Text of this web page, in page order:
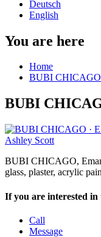
Deutsch
English
You are here
Home
BUBI CHICAGO
BUBI
Ashley Scott
BUBI CHICAGO,
glass, plaster, acrylic
If you are interested
Call
Message